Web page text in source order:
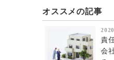
オススメの記事
責
会